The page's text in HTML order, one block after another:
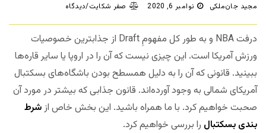
مجید جان‌ملکی نوامبر 6, 2020 صفر شکایت/دیدگاه
درفت NBA و به طور کل مفهومِ Draft از جذابترین خصوصیات
ورزش آمریکا است. این چیزی نیست که آن را در اروپا یا سایر قاره‌ها
ببینید. قانونی که آن را به دلیل همسطح بودن باشگاه‌های بسکتبال
آمریکای شمالی به وجود آورده‌اند. قانون جذابی که بیشتر در مورد آن
صحبت خواهیم کرد. با ما همراه باشید. این بخش خاص از شرط
بندی بسکتبال را بررسی خواهیم کرد.